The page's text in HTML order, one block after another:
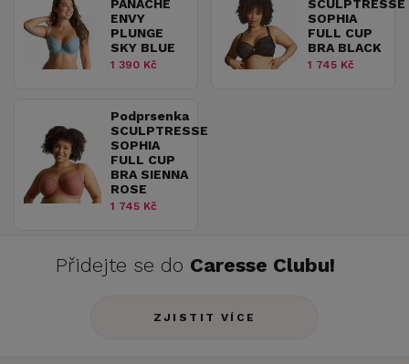
PANACHE
ENVY
PLUNGE
SKY BLUE
1 390 Kč
SCULPTRESSE
SOPHIA
FULL CUP
BRA BLACK
1 745 Kč
Podprsenka
SCULPTRESSE
SOPHIA
FULL CUP
BRA SIENNA
ROSE
1 745 Kč
Přidejte se do Caresse Clubu!
ZJISTIT VÍCE